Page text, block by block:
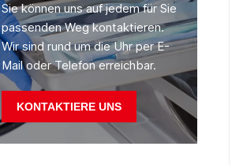
Sie können uns auf jedem für Sie
passenden Weg kontaktieren.
Wir sind rund um die Uhr per E-
Mail oder Telefon erreichbar.
KONTAKTIERE UNS